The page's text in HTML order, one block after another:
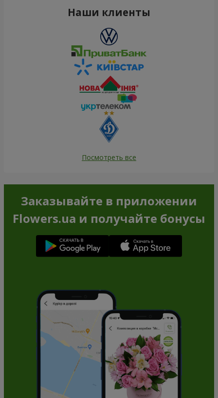
Наши клиенты
Посмотреть все
Заказывайте в приложении
Flowers.ua и получайте бонусы